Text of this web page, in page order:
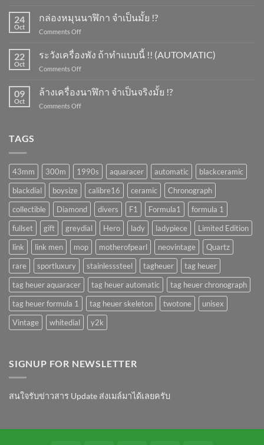
ลาน
นาฬิกา
ยัง
24
Oct
กล่องหมุนนาฬิกา จำเป็นมั้ย !?
Comments Offon
หมุน
นาฬิกา
จำเป็น
!?
22
Oct
ระวังเครื่องพัง ถ้าทำแบบนี้ !! (AUTOMATIC)
Comments Offon
เครื่อง
พัง
ถ้า
09
Oct
ล้างเครื่องนาฬิกา จำเป็นจริงมั้ย !?
Comments Offon
มั้ย
!?
TAGS
43mm 300m 1990s aquaracer automatic
blackceramic
blackdial
boysize calibre16 ceramic
Chronograph
collectible
Diamond divers F1 Formula1
formula 1
fullset
gift greydial Hero lady ladypiece
Limited Edition
link
link men mop motherofpearl neovintage
Quartz
rare
sportluxury stainlesssteel tagheuer
tag heuer
tag heuer aquaracer
tag heuer automatic
tag heuer chronograph
tag heuer formula 1
tag heuer skeleton twotone
unisex
Vintage
whitedial y2k
SIGNUP FOR NEWSLETTER
สนใจรับข่าวสาร Update ส่งเมล์มาได้เลยครับ